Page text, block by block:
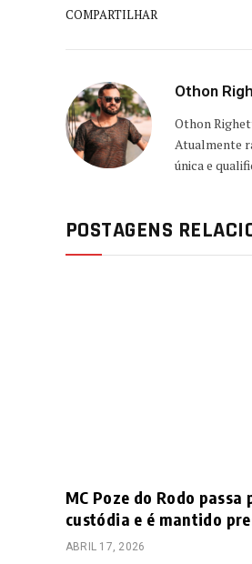
COMPARTILHAR
Othon
Othon
Atualmente
única e
POSTAGENS
MC Poze do Rodo
custódia e é mantido
ABRIL 17, 2026